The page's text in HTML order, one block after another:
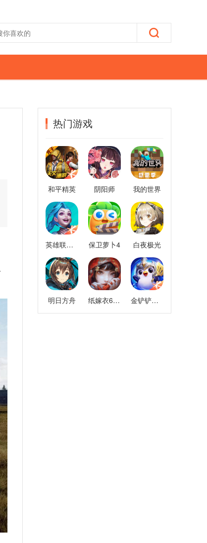
热门游戏
和平精英 阴阳师 我的世界
英雄联盟手游 保卫萝卜4 白夜极光
明日方舟 纸嫁衣6千秋魇 金铲铲之战